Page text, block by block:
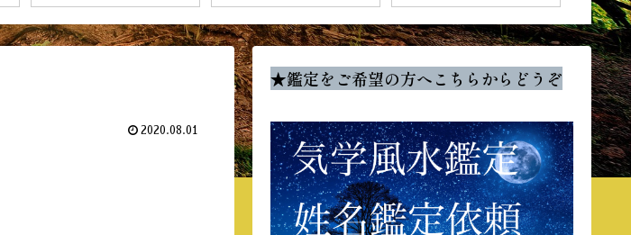
2020.08.01
★鑑定をご希望の方へこちらからどうぞ